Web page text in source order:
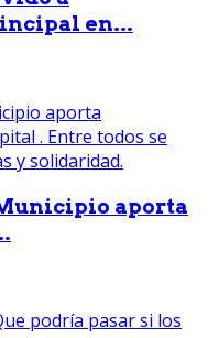
en...
aporta